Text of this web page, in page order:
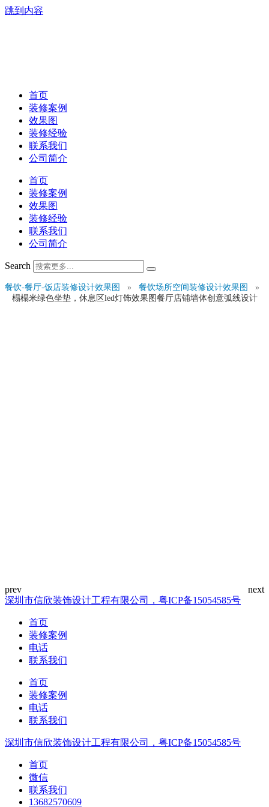
跳到内容
首页
装修案例
效果图
装修经验
联系我们
公司简介
首页
装修案例
效果图
装修经验
联系我们
公司简介
Search
餐饮-餐厅-饭店装修设计效果图 » 餐饮场所空间装修设计效果图
»
榻榻米绿色坐垫，休息区led灯饰效果图餐厅店铺墙体创意弧线设计
深圳市信欣装饰设计工程有限公司，粤ICP备15054585号
首页
装修案例
电话
联系我们
首页
装修案例
电话
联系我们
深圳市信欣装饰设计工程有限公司，粤ICP备15054585号
首页
微信
联系我们
13682570609